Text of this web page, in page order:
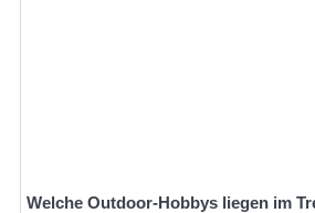
Welche Outdoor-Hobbys liegen im